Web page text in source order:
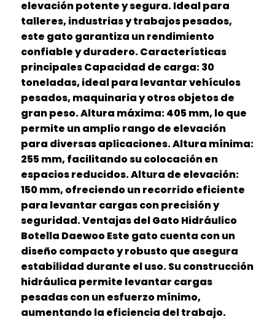
elevación potente y segura. Ideal para
talleres, industrias y trabajos pesados,
este gato garantiza un rendimiento
confiable y duradero. Características
principales Capacidad de carga: 30
toneladas, ideal para levantar vehículos
pesados, maquinaria y otros objetos de
gran peso. Altura máxima: 405 mm, lo que
permite un amplio rango de elevación
para diversas aplicaciones. Altura mínima:
255 mm, facilitando su colocación en
espacios reducidos. Altura de elevación:
150 mm, ofreciendo un recorrido eficiente
para levantar cargas con precisión y
seguridad. Ventajas del Gato Hidráulico
Botella Daewoo Este gato cuenta con un
diseño compacto y robusto que asegura
estabilidad durante el uso. Su construcción
hidráulica permite levantar cargas
pesadas con un esfuerzo mínimo,
aumentando la eficiencia del trabajo.